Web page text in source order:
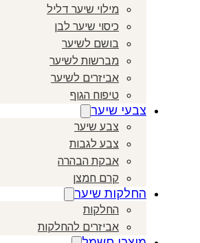
מילוי שיער דליל
כיסוי שיער לבן
בושם לשיער
מברשות לשיער
אביזרים לשיער
טיפוח הגוף
צבעי שיער
צבע שיער
צבע לגבות
אבקת הבהרה
קרם חמצן
החלקות שיער
החלקות
אביזרים להחלקות